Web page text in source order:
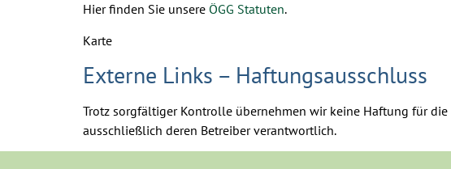
Hier finden Sie unsere ÖGG Statuten.
Karte
Externe Links – Haftungsausschluss
Trotz sorgfältiger Kontrolle übernehmen wir keine Haftung für
ausschließlich deren Betreiber verantwortlich.